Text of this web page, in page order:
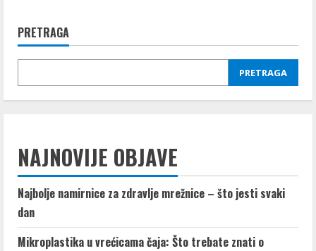
PRETRAGA
PRETRAGA
NAJNOVIJE OBJAVE
Najbolje namirnice za zdravlje mrežnice – što jesti svaki
dan
Mikroplastika u vrećicama čaja: Što trebate znati o